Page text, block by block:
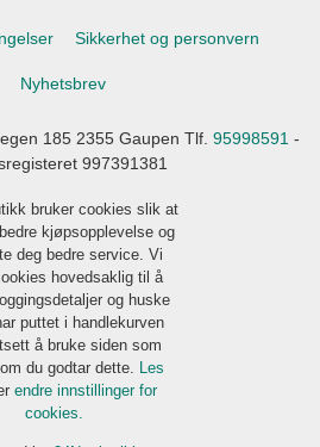
Sikkerhet og personvern
Nyhetsbrev
185 2355 Gaupen Tlf. 95998591-
997391381
bruker cookies slik at
kjøpsopplevelse og
deg bedre service. Vi
hovedsaklig til å
og huske
puttet i handlekurven
å bruke siden som
du godtar dette.
Les
endre innstillinger for
cookies.